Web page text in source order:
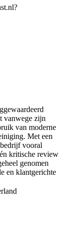
vanwege zijn
van moderne
Met een
vooral
kritische review
genomen
en klantgerichte